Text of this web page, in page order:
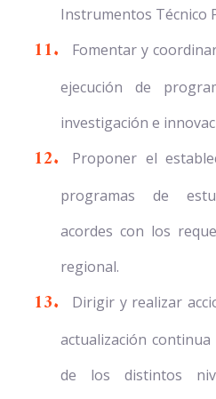
Instrumentos Técnico
Fomentar y
ejecución de
investigación e
Proponer el
programas de
acordes con los
regional.
Dirigir y realizar
actualización
de los distintos